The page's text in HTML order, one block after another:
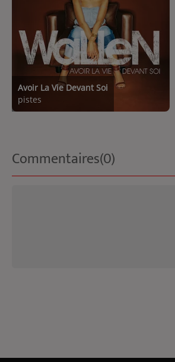
Avoir La Vie Devant Soi
pistes
Commentaires(0)